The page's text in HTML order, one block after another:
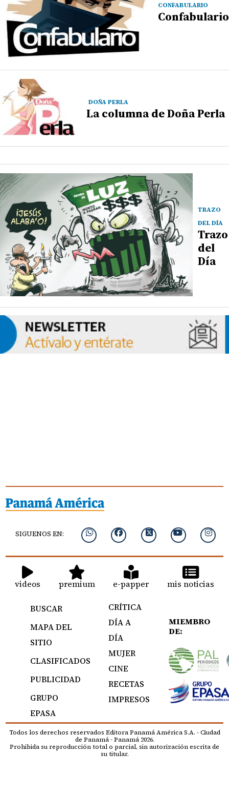
CONFABULARIO
Confabulario
DOÑA PERLA
La columna de Doña Perla
TRAZO
DEL DÍA
Trazo
del
Día
SIGUENOS EN:
videos premium e-papper mis noticias
BUSCAR
MAPA DEL
SITIO
CLASIFICADOS
PUBLICIDAD
GRUPO
EPASA
CRÍTICA
DÍA A
DÍA
MUJER
CINE
RECETAS
IMPRESOS
MIEMBRO
DE:
Todos los derechos reservados Editora Panamá América S.A. - Ciudad
de Panamá - Panamá 2026.
Prohibida su reproducción total o parcial, sin autorización escrita de
su titular.